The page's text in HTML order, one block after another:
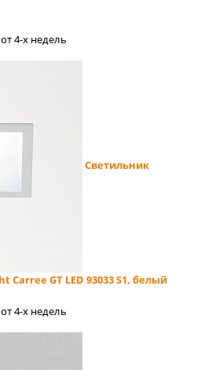
4-x недель
Светильник
GT LED 93033 S1, белый
4-x недель